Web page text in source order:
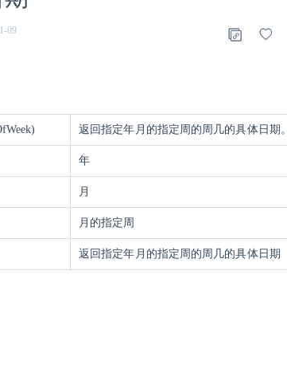
09
返回指定年月的指定周的周几的具体日期。
年
月
月的指定周
返回指定年月的指定周的周几的具体日期